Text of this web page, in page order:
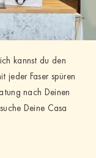
kannst du den
jeder Faser spüren
nach Deinen
Deine Casa